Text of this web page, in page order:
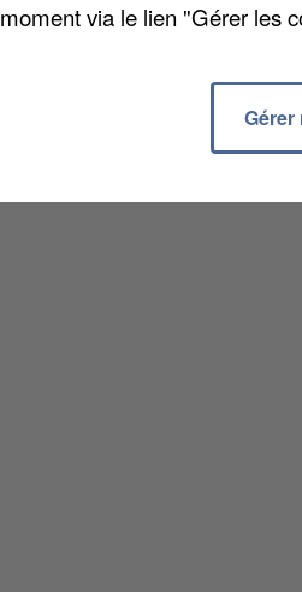
moment via le lien "Gérer les
Gérer